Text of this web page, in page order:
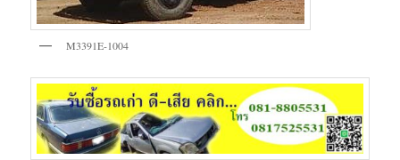
M3391E-1004